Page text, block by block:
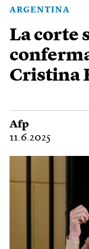
ARGENTINA
La corte
Cristina
Afp
11.6.2025